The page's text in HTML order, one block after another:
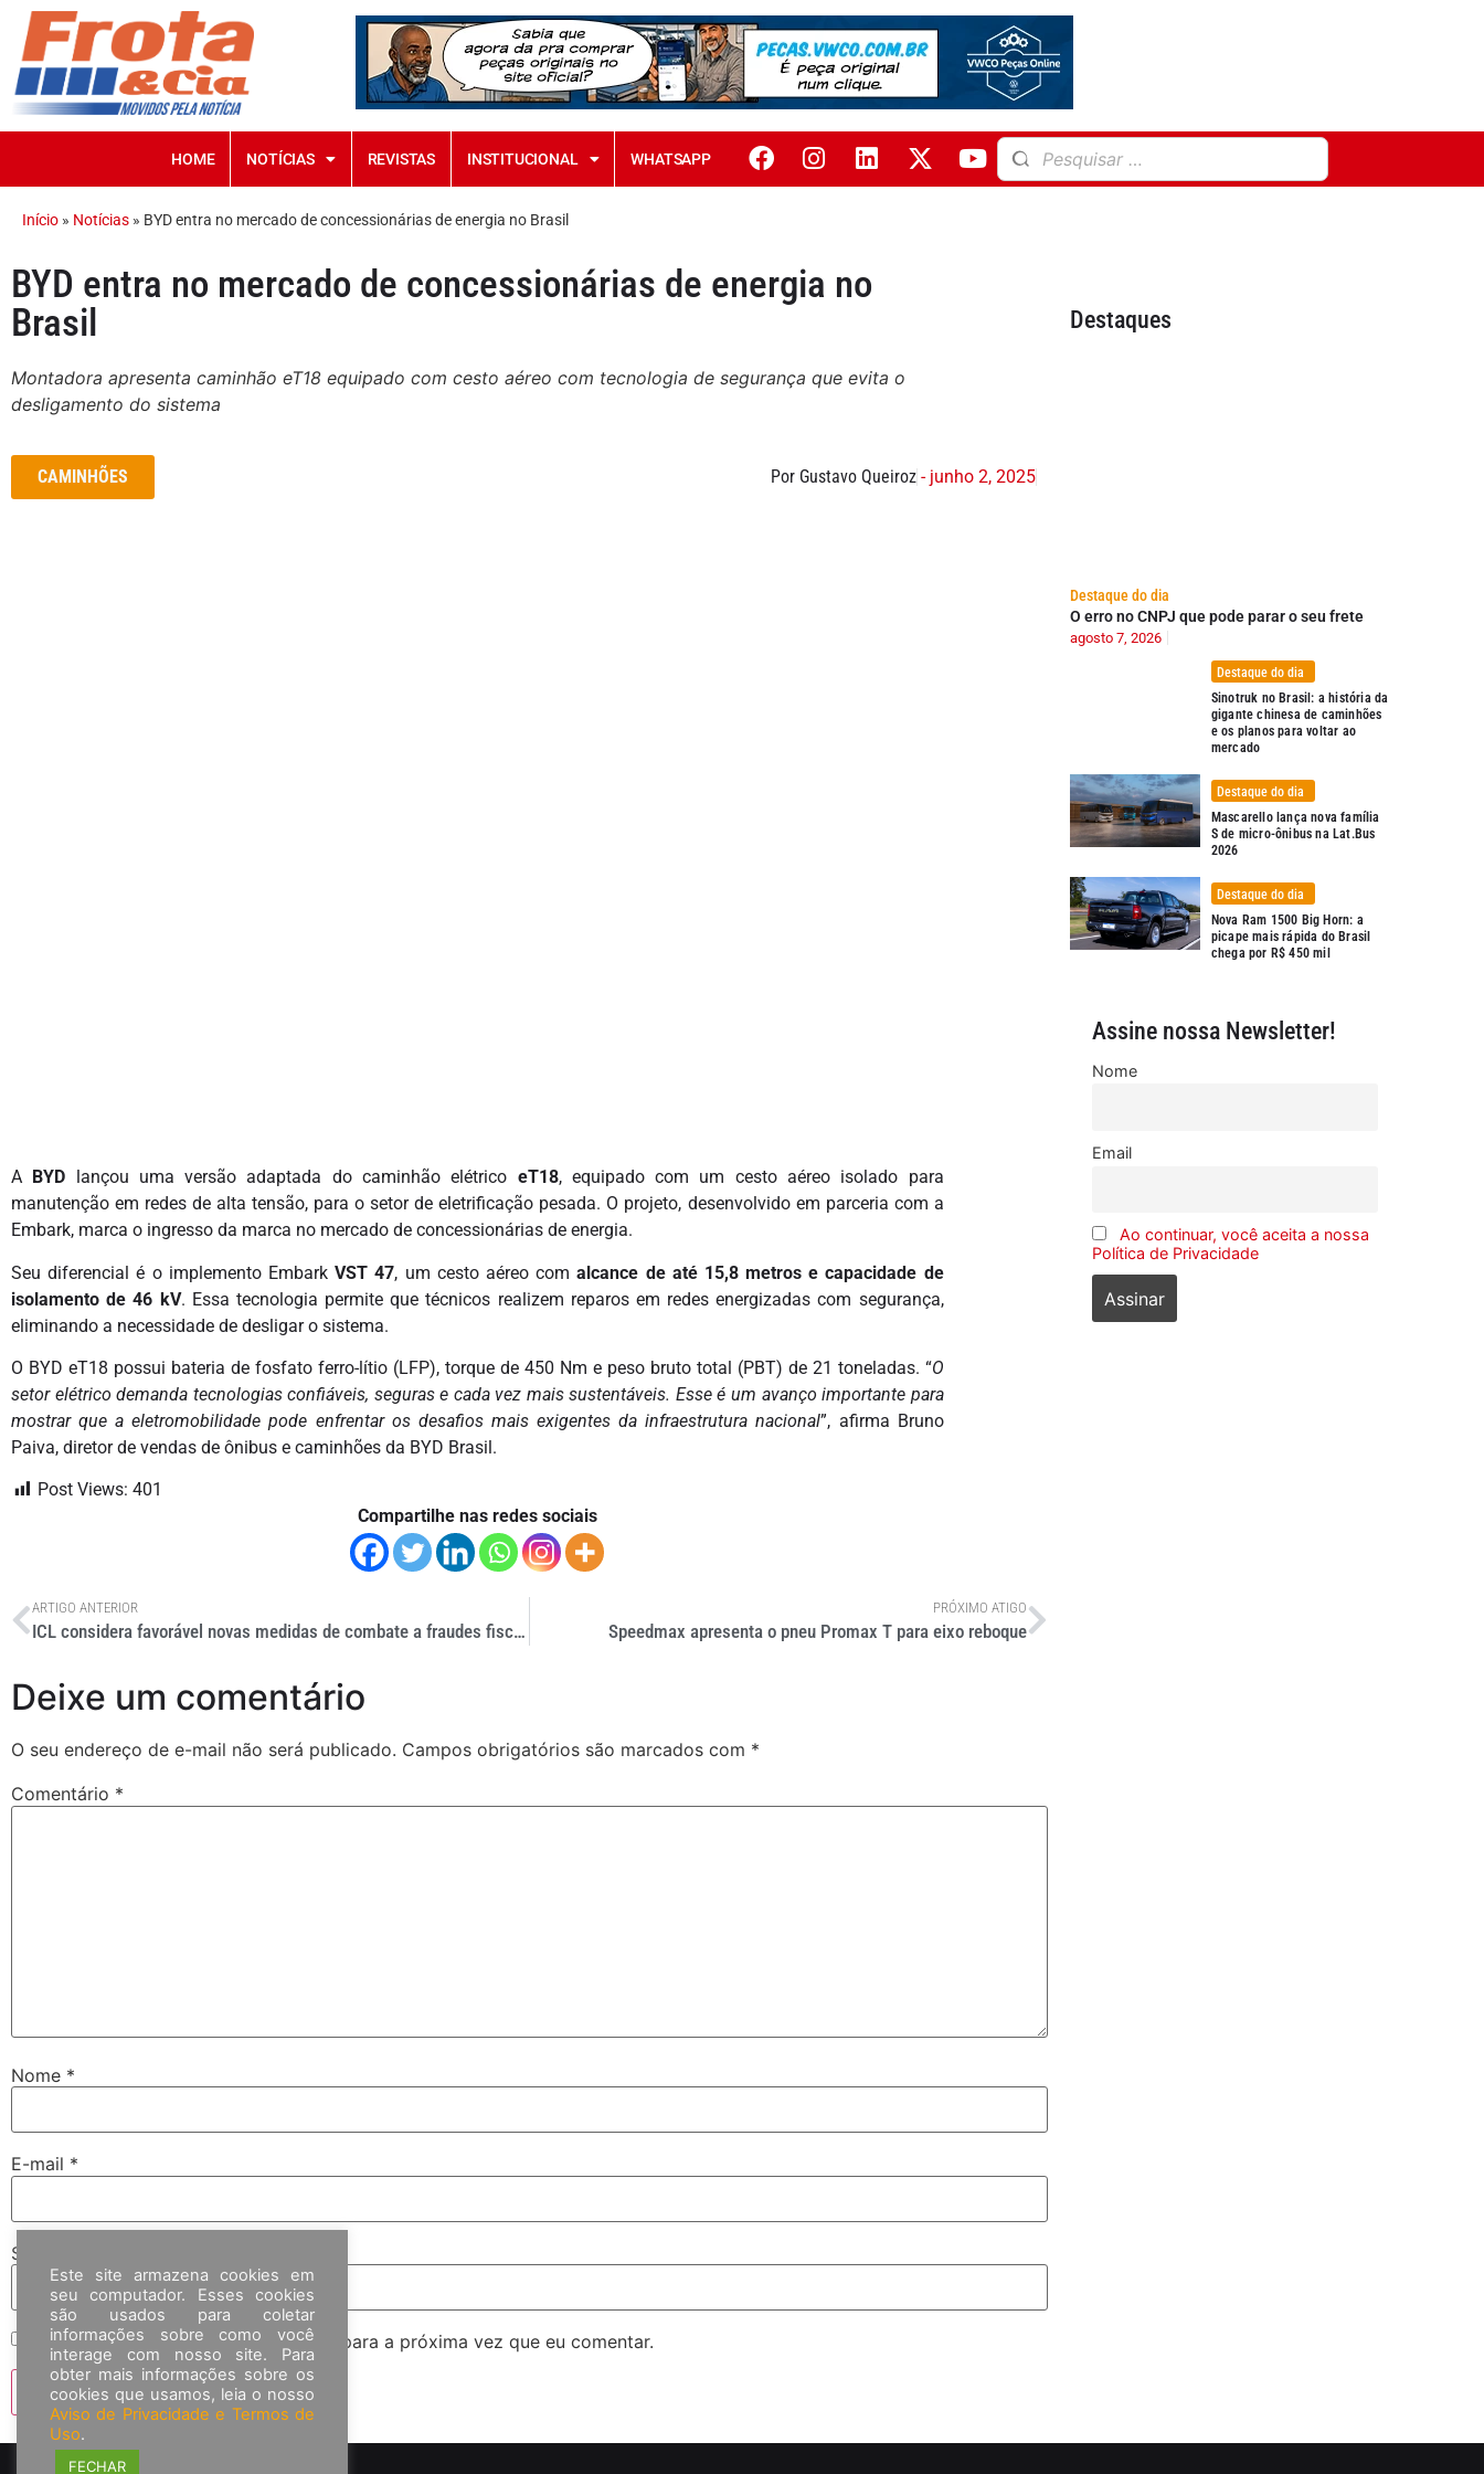
HOME NOTÍCIAS REVISTAS INSTITUCIONAL WHATSAPP
Início » Notícias » BYD entra no mercado de concessionárias de energia no Brasil
BYD entra no mercado de concessionárias de energia no
Brasil
Montadora apresenta caminhão eT18 equipado com cesto aéreo com tecnologia de segurança que evita o
desligamento do sistema
CAMINHÕES Por Gustavo Queiroz - junho 2, 2025
A BYD lançou uma versão adaptada do caminhão elétrico eT18, equipado com um cesto aéreo isolado para
manutenção em redes de alta tensão, para o setor de eletrificação pesada. O projeto, desenvolvido em parceria com a
Embark, marca o ingresso da marca no mercado de concessionárias de energia.
Seu diferencial é o implemento EmbarkVST 47, um cesto aéreo comalcance de até 15,8 metros e capacidade de
isolamento de 46 kV. Essa tecnologia permite que técnicos realizem reparos em redes energizadas com segurança,
eliminando a necessidade de desligar o sistema.
O BYD eT18 possui bateria de fosfato ferro-lítio (LFP), torque de 450 Nm e peso bruto total (PBT) de 21 toneladas. “O
setor elétrico demanda tecnologias confiáveis, seguras e cada vez mais sustentáveis. Esse é um avanço importante para
mostrar que a eletromobilidade pode enfrentar os desafios mais exigentes da infraestrutura nacional”, afirma Bruno
Paiva, diretor de vendas de ônibus e caminhões da BYD Brasil.
Post Views: 401
Compartilhe nas redes sociais
ARTIGO ANTERIOR
ICL considera favorável novas medidas de combate a fraudes fiscais
PRÓXIMO ATIGO
Speedmax apresenta o pneu Promax T para eixo reboque
Deixe um comentário
O seu endereço de e-mail não será publicado. Campos obrigatórios são marcados com *
Comentário *
Nome *
E-mail *
Site
Salvar meus dados neste navegador para a próxima vez que eu comentar.
Destaques
Destaque do dia
O erro no CNPJ que pode parar o seu frete
agosto 7, 2026
Destaque do dia
Sinotruk no Brasil: a história da
gigante chinesa de caminhões
e os planos para voltar ao
mercado
Destaque do dia
Mascarello lança nova família
S de micro-ônibus na Lat.Bus
2026
Destaque do dia
Nova Ram 1500 Big Horn: a
picape mais rápida do Brasil
chega por R$ 450 mil
Assine nossa Newsletter!
Nome
Email
Ao continuar, você aceita a nossa
Política de Privacidade
Este site armazena cookies em
seu computador. Esses cookies
são usados para coletar
informações sobre como você
interage com nosso site. Para
obter mais informações sobre os
cookies que usamos, leia o nosso
Aviso de Privacidade e Termos de
Uso.
FECHAR